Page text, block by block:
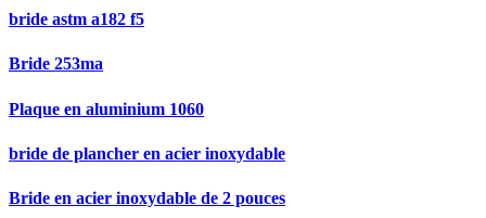
bride astm a182 f5
Bride 253ma
Plaque en aluminium 1060
bride de plancher en acier inoxydable
Bride en acier inoxydable de 2 pouces